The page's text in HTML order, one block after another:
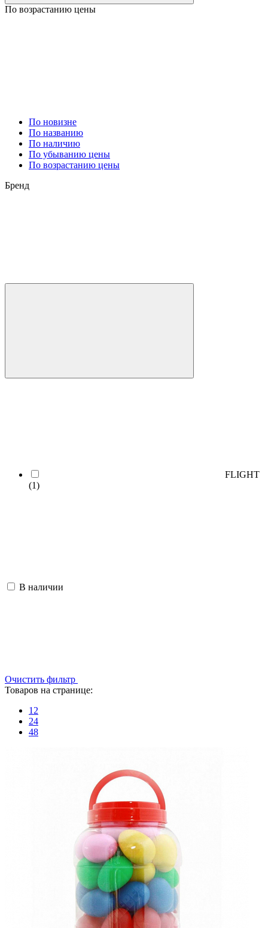
По возрастанию цены
По новизне
По названию
По наличию
По убыванию цены
По возрастанию цены
Бренд
FLIGHT
(1)
В наличии
Очистить фильтр
Товаров на странице:
12
24
48